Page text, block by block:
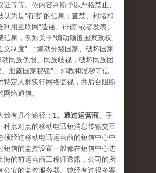
证等等。依内容判断予以严格禁止、
认为是“有害”的信息；查禁、封堵和
利用互联网“造谣、诽谤”或者发表、
信息，例如关于“煽动颠覆国家政权、
义制度”、“煽动分裂国家、破坏国家
动民族仇恨、民族歧视，破坏民族团
、泄露国家秘密”、邪教和淫秽等信
特定人群实行网络监视，并后台阻断
络通信。
致有几个途径： 1、通过运营商。手
种点对点的移动电话短消息传输交互
须经过移动电话运营商的短信中心中
短信的监控设置一般都在短信中心进
海的前运营商工程师透露，公司的所
公安的监控服务器。曾经有过很多案